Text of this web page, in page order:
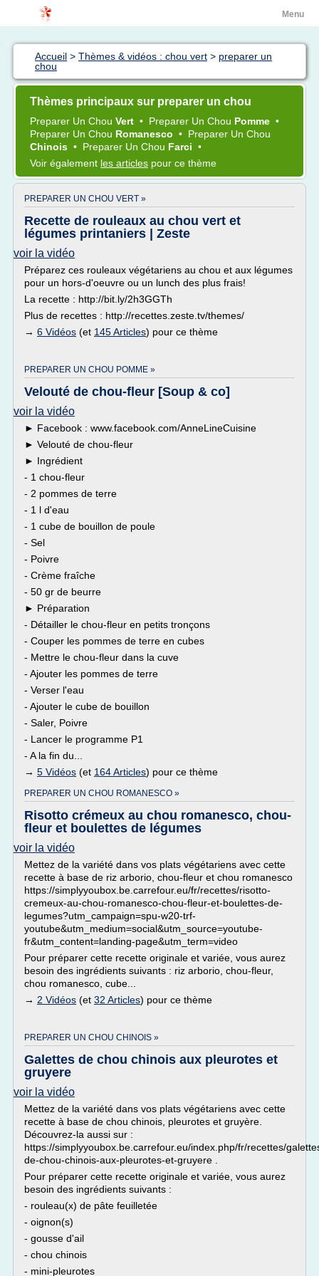
Menu
Accueil > Thèmes & vidéos : chou vert > preparer un
chou
Thèmes principaux sur preparer un chou
Preparer Un Chou Vert • Preparer Un Chou Pomme •
Preparer Un Chou Romanesco • Preparer Un Chou
Chinois • Preparer Un Chou Farci •
Voir également les articles pour ce thème
PREPARER UN CHOU VERT »
Recette de rouleaux au chou vert et
légumes printaniers | Zeste
voir la vidéo
Préparez ces rouleaux végétariens au chou et aux légumes
pour un hors-d'oeuvre ou un lunch des plus frais!
La recette : http://bit.ly/2h3GGTh
Plus de recettes : http://recettes.zeste.tv/themes/
→ 6 Vidéos (et 145 Articles) pour ce thème
PREPARER UN CHOU POMME »
Velouté de chou-fleur [Soup & co]
voir la vidéo
► Facebook : www.facebook.com/AnneLineCuisine
► Velouté de chou-fleur
► Ingrédient
- 1 chou-fleur
- 2 pommes de terre
- 1 l d'eau
- 1 cube de bouillon de poule
- Sel
- Poivre
- Crème fraîche
- 50 gr de beurre
► Préparation
- Détailler le chou-fleur en petits tronçons
- Couper les pommes de terre en cubes
- Mettre le chou-fleur dans la cuve
- Ajouter les pommes de terre
- Verser l'eau
- Ajouter le cube de bouillon
- Saler, Poivre
- Lancer le programme P1
- A la fin du...
→ 5 Vidéos (et 164 Articles) pour ce thème
PREPARER UN CHOU ROMANESCO »
Risotto crémeux au chou romanesco, chou-
fleur et boulettes de légumes
voir la vidéo
Mettez de la variété dans vos plats végétariens avec cette
recette à base de riz arborio, chou-fleur et chou romanesco
https://simplyyoubox.be.carrefour.eu/fr/recettes/risotto-
cremeux-au-chou-romanesco-chou-fleur-et-boulettes-de-
legumes?utm_campaign=spu-w20-trf-
youtube&utm_medium=social&utm_source=youtube-
fr&utm_content=landing-page&utm_term=video
Pour préparer cette recette originale et variée, vous aurez
besoin des ingrédients suivants : riz arborio, chou-fleur,
chou romanesco, cube...
→ 2 Vidéos (et 32 Articles) pour ce thème
PREPARER UN CHOU CHINOIS »
Galettes de chou chinois aux pleurotes et
gruyere
voir la vidéo
Mettez de la variété dans vos plats végétariens avec cette
recette à base de chou chinois, pleurotes et gruyère.
Découvrez-la aussi sur :
https://simplyyoubox.be.carrefour.eu/index.php/fr/recettes/
de-chou-chinois-aux-pleurotes-et-gruyere .
Pour préparer cette recette originale et variée, vous aurez
besoin des ingrédients suivants :
- rouleau(x) de pâte feuilletée
- oignon(s)
- gousse d'ail
- chou chinois
- mini-pleurotes